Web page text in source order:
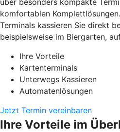
komfortablen
Terminals kassieren Sie direkt
beispielsweise im Biergarten,
Ihre Vorteile
Kartenterminals
Unterwegs Kassieren
Automatenlösungen
Jetzt Termin vereinbaren
Ihre Vorteile im